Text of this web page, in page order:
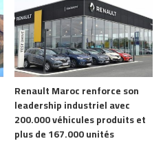
Renault Maroc renforce son
leadership industriel avec
200.000 véhicules produits et
plus de 167.000 unités